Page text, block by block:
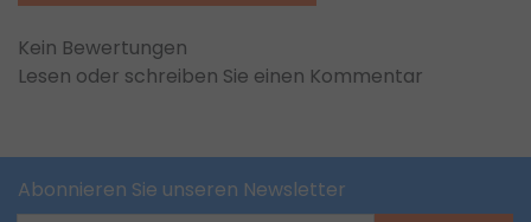
Kein Bewertungen
Lesen oder schreiben Sie einen Kommentar
Abonnieren Sie unseren Newsletter